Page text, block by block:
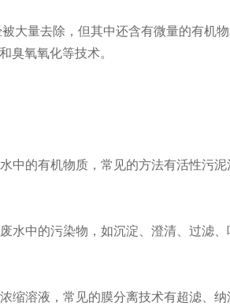
量去除，但其中还含有微量的有机
臭氧氧化等技术。
的有机物质，常见的方法有活性污泥
中的污染物，如沉淀、澄清、过滤
溶液，常见的膜分离技术有超滤、纳